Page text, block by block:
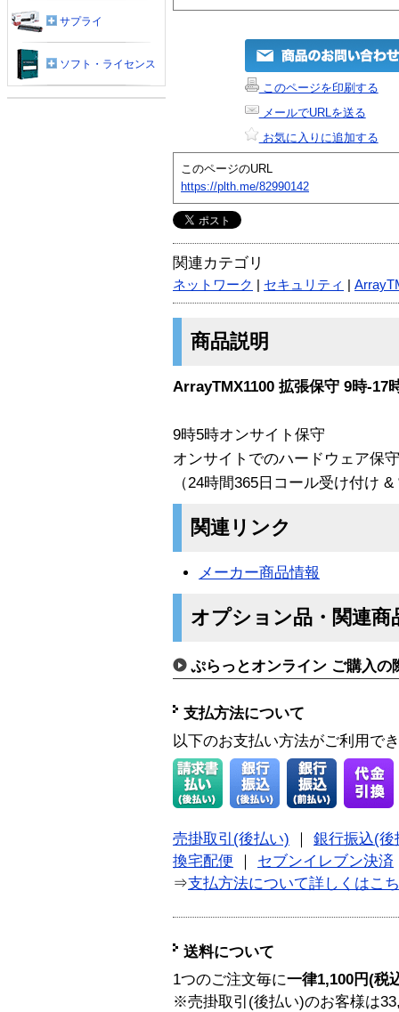
このページを印刷する
メールでURLを送る
お気に入りに追加する
このページのURL
https://plth.me/82990142
関連カテゴリ
ネットワーク セキュリティ
商品説明
ArrayTMX1100 拡張保守 9時-17
9時5時オンサイト保守
オンサイトでのハードウェア保
（24時間365日コール受け付け
関連リンク
メーカー商品情報
オプション品・関連商
ぷらっとオンライン ご購入の
支払方法について
以下のお支払い方法がご利用で
売掛取引(後払い)
銀行振込(後
換宅配便
セブンイレブン決済
⇒支払方法について詳しくはこ
送料について
1つのご注文毎に一律1,100円(税
※売掛取引(後払い)のお客様は
サプライ
ソフト・ライセンス